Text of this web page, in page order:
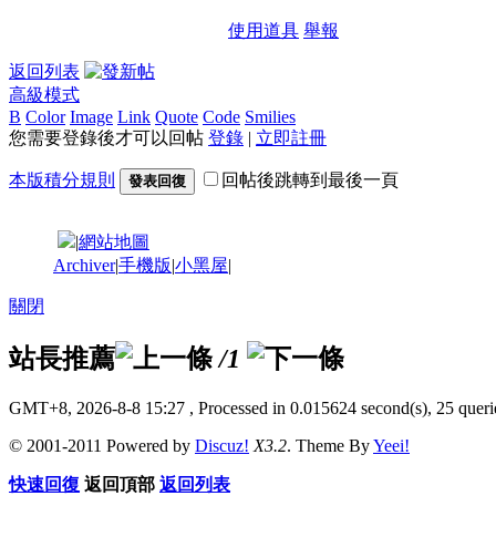
使用道具 舉報
返回列表
高級模式
B Color Image Link Quote Code Smilies
您需要登錄後才可以回帖 登錄 | 立即註冊
本版積分規則 發表回復 回帖後跳轉到最後一頁
|網站地圖
Archiver|手機版|小黑屋|
關閉
站長推薦 /1
GMT+8, 2026-8-8 15:27 , Processed in 0.015624 second(s), 25
© 2001-2011 Powered by Discuz! X3.2. Theme ByYeei!
快速回復 返回頂部 返回列表